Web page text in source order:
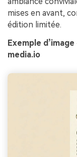
mises en avant,
édition limitée.
Exemple
media.io